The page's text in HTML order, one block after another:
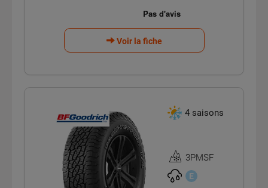
Voir la fiche
4 saisons
Homologation
3PMSF
3PMSF
E